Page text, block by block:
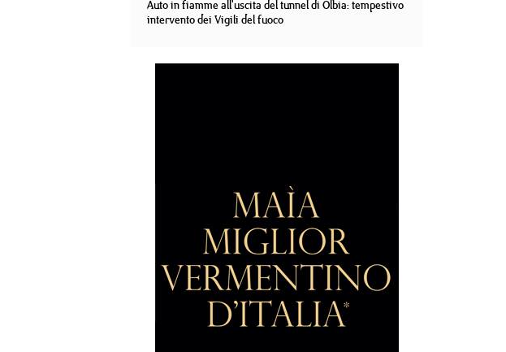
Auto in fiamme all'uscita del tunnel di Olbia: tempestivo
intervento dei Vigili del fuoco